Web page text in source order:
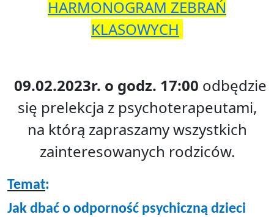
HARMONOGRAM ZEBRAŃ
KLASOWYCH
09.02.2023r. o godz. 17:00 odbędzie
się prelekcja z psychoterapeutami,
na którą zapraszamy wszystkich
zainteresowanych rodziców.
Temat:
Jak dbać o odporność psychiczną dzieci